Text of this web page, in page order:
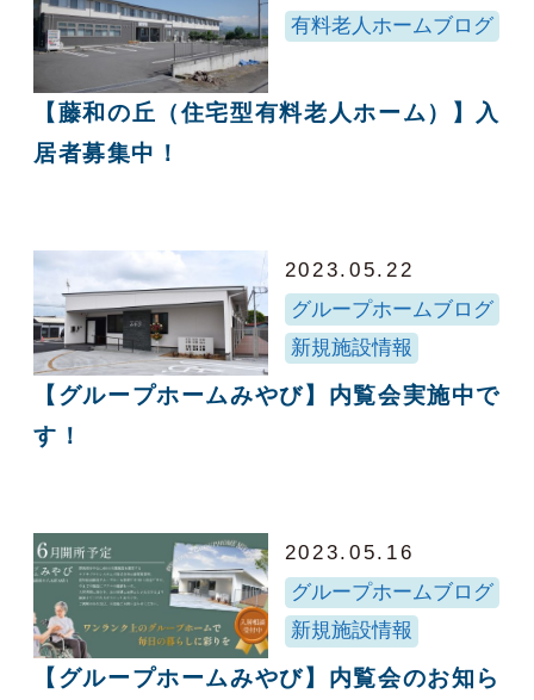
有料老人ホームブログ
【藤和の丘（住宅型有料老人ホーム）】入
居者募集中！
2023.05.22
グループホームブログ
新規施設情報
【グループホームみやび】内覧会実施中で
す！
2023.05.16
グループホームブログ
新規施設情報
【グループホームみやび】内覧会のお知ら